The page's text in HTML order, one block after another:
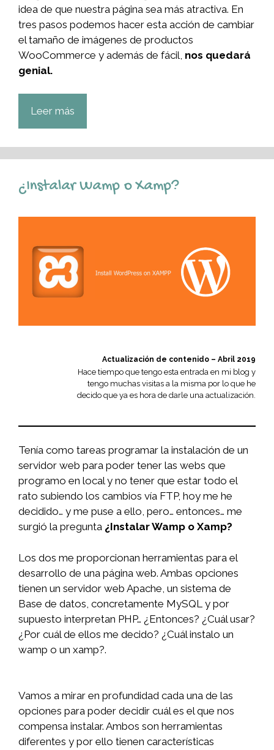
idea de que nuestra página sea más atractiva. En
tres pasos podemos hacer esta acción de cambiar
el tamaño de imágenes de productos
WooCommerce y además de fácil, nos quedará
genial.
Leer más
¿Instalar Wamp o Xamp?
Actualización de contenido – Abril 2019
Hace tiempo que tengo esta entrada en mi blog y
tengo muchas visitas a la misma por lo que he
decido que ya es hora de darle una actualización.
Tenía como tareas programar la instalación de un
servidor web para poder tener las webs que
programo en local y no tener que estar todo el
rato subiendo los cambios vía FTP, hoy me he
decidido… y me puse a ello, pero… entonces… me
surgió la pregunta ¿Instalar Wamp o Xamp?
Los dos me proporcionan herramientas para el
desarrollo de una página web. Ambas opciones
tienen un servidor web Apache, un sistema de
Base de datos, concretamente MySQL y por
supuesto interpretan PHP… ¿Entonces? ¿Cuál usar?
¿Por cuál de ellos me decido? ¿Cuál instalo un
wamp o un xamp?.
Vamos a mirar en profundidad cada una de las
opciones para poder decidir cuál es el que nos
compensa instalar. Ambos son herramientas
diferentes y por ello tienen características